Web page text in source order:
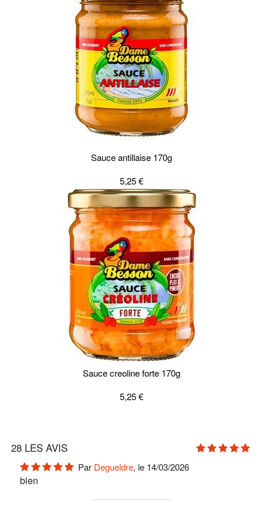
Sauce antillaise 170g
5,25 €
Sauce creoline forte 170g
5,25 €
28LES AVIS
Par Degueldre, le 14/03/2026
bien